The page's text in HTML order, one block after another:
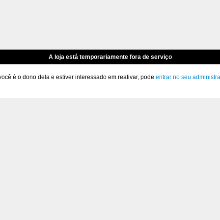
A loja está temporariamente fora de serviço
é o dono dela e estiver interessado em reativar, pode entrar no seu